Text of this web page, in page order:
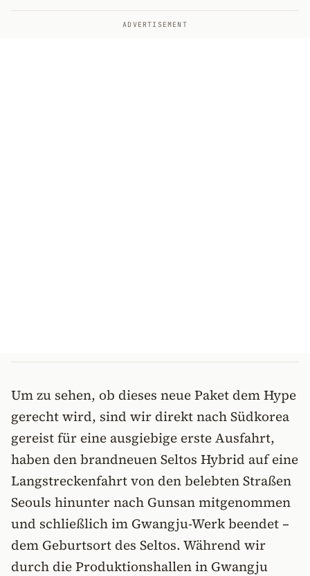
ADVERTISEMENT
Um zu sehen, ob dieses neue Paket dem Hype
gerecht wird, sind wir direkt nach Südkorea
gereist für eine ausgiebige erste Ausfahrt,
haben den brandneuen Seltos Hybrid auf eine
Langstreckenfahrt von den belebten Straßen
Seouls hinunter nach Gunsan mitgenommen
und schließlich im Gwangju-Werk beendet –
dem Geburtsort des Seltos. Während wir
durch die Produktionshallen in Gwangju